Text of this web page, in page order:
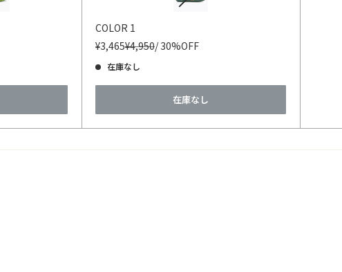
COLOR 1
¥3,465¥4,950/ 30%OFF
在庫なし
在庫なし